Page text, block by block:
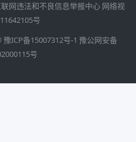
网违法和不良信息举报中心 网络视
号
豫ICP备15007312号-1 豫公网安备
号